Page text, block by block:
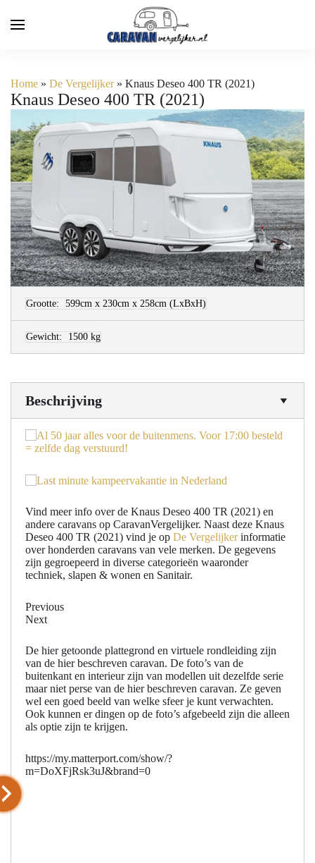
Home » De Vergelijker» Knaus Deseo 400 TR (2021)
Knaus Deseo 400 TR (2021)
Grootte: 599cm x 230cm x 258cm (LxBxH)
Gewicht: 1500 kg
Beschrijving
Vind meer info over de Knaus Deseo 400 TR (2021) en
andere caravans op CaravanVergelijker. Naast deze Knaus
Deseo 400 TR (2021) vind je op De Vergelijkerinformatie
over honderden caravans van vele merken. De gegevens
zijn gegroepeerd in diverse categorieën waaronder
techniek, slapen & wonen en Sanitair.
Previous
Next
De hier getoonde plattegrond en virtuele rondleiding zijn
van de hier beschreven caravan. De foto’s van de
buitenkant en interieur zijn van modellen uit dezelfde serie
maar niet perse van de hier beschreven caravan. Ze geven
wel een goed beeld van welke sfeer je kunt verwachten.
Ook kunnen er dingen op de foto’s afgebeeld zijn die alleen
als optie zijn te krijgen.
https://my.matterport.com/show/?
m=DoXFjRsk3uJ&brand=0